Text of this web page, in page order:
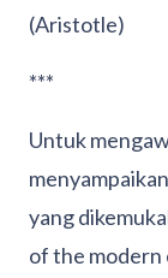
(Aristotle)
***
Untuk
yang
of the modern